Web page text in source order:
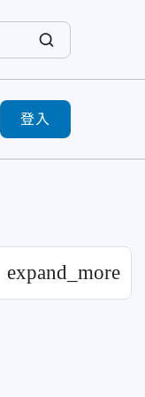
登入
expand_more